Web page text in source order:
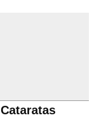
Cataratas